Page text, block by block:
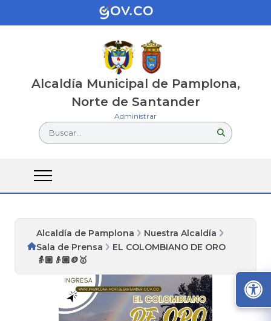
Alcaldía Municipal de Pamplona,
Norte de Santander
Administrar
Buscar...
Alcaldía de Pamplona
Nuestra Alcaldía
Sala de Prensa
EL COLOMBIANO DE ORO
👵🏼👴🏼🪙🥇